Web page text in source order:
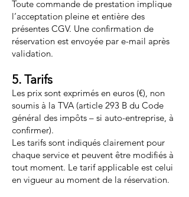
Toute commande de prestation implique
l’acceptation pleine et entière des
présentes CGV. Une confirmation de
réservation est envoyée par e-mail après
validation.
5. Tarifs
Les prix sont exprimés en euros (€), non
soumis à la TVA (article 293 B du Code
général des impôts – si auto-entreprise, à
confirmer).
Les tarifs sont indiqués clairement pour
chaque service et peuvent être modifiés à
tout moment. Le tarif applicable est celui
en vigueur au moment de la réservation.